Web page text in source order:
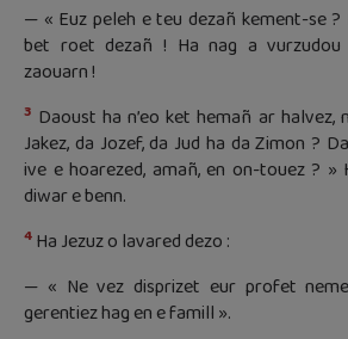
— « Euz peleh e teu dezañ kement-se
bet roet dezañ ! Ha nag a
zaouarn !
3 Daoust ha n’eo ket hemañ ar halvez,
Jakez, da Jozef, da Jud ha da Zimon ?
ive e hoarezed, amañ, en on-touez ?
diwar e benn.
4 Ha Jezuz o lavared dezo :
— « Ne vez disprizet eur profet
gerentiez hag en e famill ».